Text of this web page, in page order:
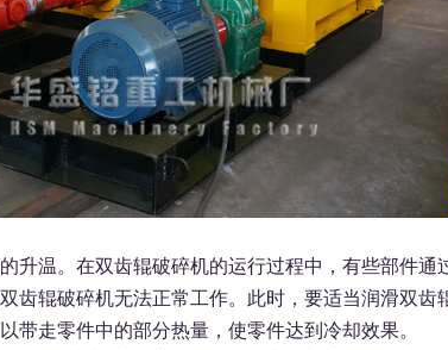
升温。在双齿辊破碎机的运行过程中，有些部件通
齿辊破碎机无法正常工作。此时，要适当润滑双齿
带走零件中的部分热量，使零件达到冷却效果。